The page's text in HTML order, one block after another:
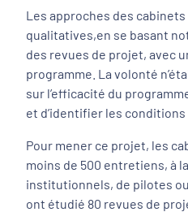
Les approches des
qualitatives,en se basant
des revues de projet, avec
programme. La volonté
sur l’efficacité du
et d’identifier les conditions
Pour mener ce projet, les
moins de 500 entretiens, à
institutionnels, de pilotes
ont étudié 80 revues de